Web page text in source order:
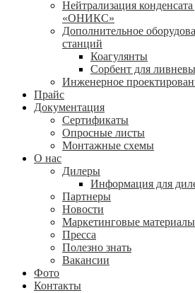
Нейтрализация
«ОНИКС»
Дополнительное
станций
Коагулянты
Сорбент для
Инженерное
Прайс
Документация
Сертификаты
Опросные листы
Монтажные схемы
О нас
Дилеры
Информация для
Партнеры
Новости
Маркетинговые материалы
Пресса
Полезно знать
Вакансии
Фото
Контакты